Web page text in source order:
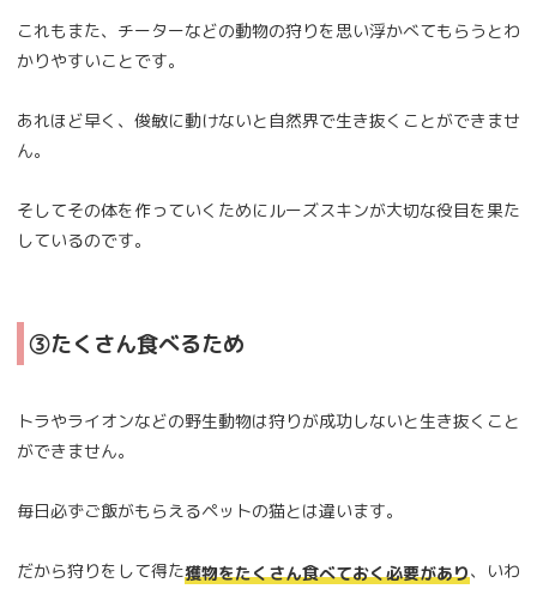
これもまた、チーターなどの動物の狩りを思い浮かべてもらうとわ
かりやすいことです。
あれほど早く、俊敏に動けないと自然界で生き抜くことができませ
ん。
そしてその体を作っていくためにルーズスキンが大切な役目を果た
しているのです。
③たくさん食べるため
トラやライオンなどの野生動物は狩りが成功しないと生き抜くこと
ができません。
毎日必ずご飯がもらえるペットの猫とは違います。
だから狩りをして得た獲物をたくさん食べておく必要があり、いわ